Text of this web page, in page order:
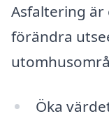
Asfaltering är
förändra
Öka